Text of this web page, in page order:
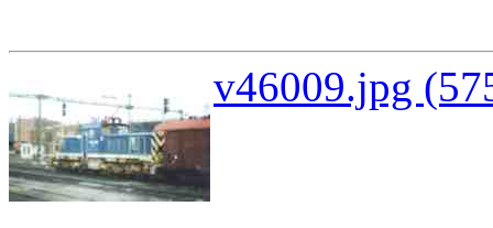
v46009.jpg